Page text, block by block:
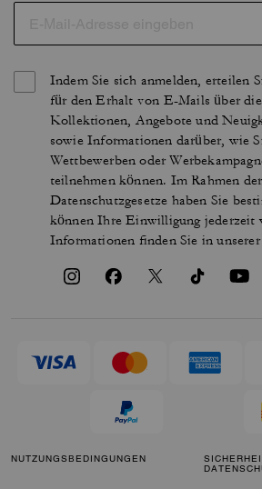
Indem Sie sich anmelden, erteilen
für den Erhalt von E-Mails über
Kollektionen, Angebote und
sowie Informationen darüber, wie
Wettbewerben oder
teilnehmen können. Im Rahmen
Datenschutzgesetze haben Sie
können Ihre Einwilligung jederzeit
Informationen finden Sie in
NUTZUNGSBEDINGUNGEN